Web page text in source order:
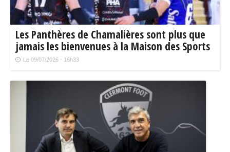
Les Panthères de Chamalières sont plus que
jamais les bienvenues à la Maison des Sports
de Clermont-Ferrand !
Le 09/07/2026 - 16h33